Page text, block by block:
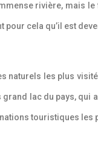
rivière, mais
pour cela qu’il est
naturels les plus
grand lac du pays,
touristiques